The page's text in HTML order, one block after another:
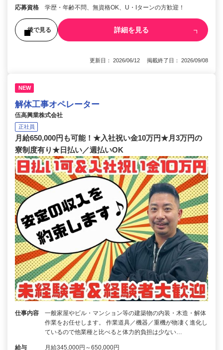
応募資格 学歴・年齢不問、無資格OK、U・Iターンの方歓迎！
後で見る 詳細を見る
更新日： 2026/06/12 掲載終了日： 2026/09/08
NEW
解体工事オペレーター
伍高興業株式会社
正社員
月給650,000円も可能！★入社祝い金10万円★月3万円の
寮制度有り★日払い／週払いOK
仕事内容
一般家屋やビル・マンション等の建築物の内装・木造・解体
作業をお任せします。 作業道具／機器／重機が物凄く進化し
ているので他業種と比べると体力的負担は少ない…
給与 月給345,000円～650,000円